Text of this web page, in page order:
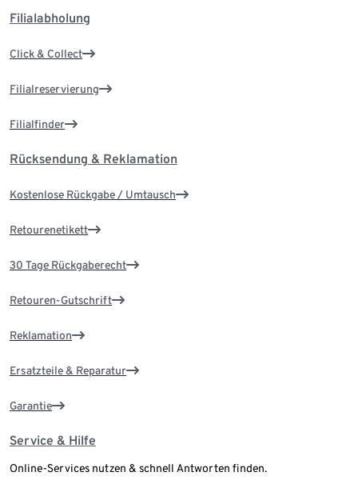
Filialabholung
Click & Collect
Filialreservierung
Filialfinder
Rücksendung & Reklamation
Kostenlose Rückgabe / Umtausch
Retourenetikett
30 Tage Rückgaberecht
Retouren-Gutschrift
Reklamation
Ersatzteile & Reparatur
Garantie
Service & Hilfe
Online-Services nutzen & schnell Antworten finden.